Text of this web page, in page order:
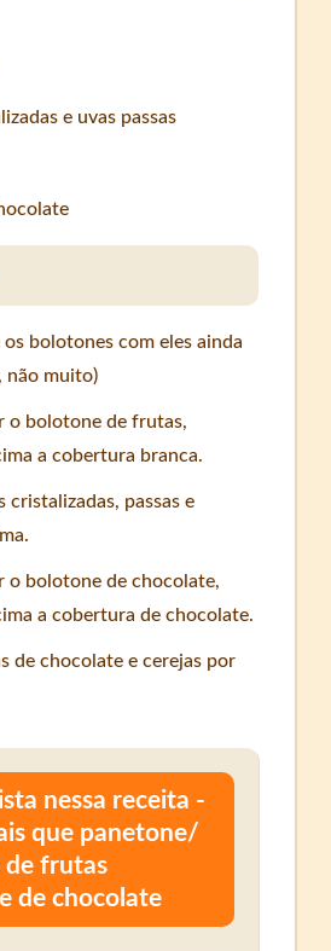
e uvas passas
os bolotones com eles ainda
não muito)
o bolotone de frutas,
a cobertura branca.
cristalizadas, passas e
o bolotone de chocolate,
a cobertura de chocolate.
de chocolate e cerejas por
nessa receita -
que panetone/
de frutas
de chocolate